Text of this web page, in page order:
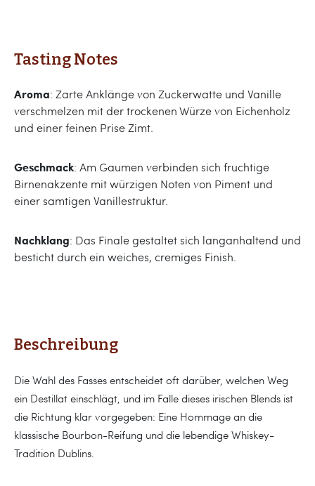
Tasting Notes
Aroma: Zarte Anklänge von Zuckerwatte und Vanille
verschmelzen mit der trockenen Würze von Eichenholz
und einer feinen Prise Zimt.
Geschmack: Am Gaumen verbinden sich fruchtige
Birnenakzente mit würzigen Noten von Piment und
einer samtigen Vanillestruktur.
Nachklang: Das Finale gestaltet sich langanhaltend und
besticht durch ein weiches, cremiges Finish.
Beschreibung
Die Wahl des Fasses entscheidet oft darüber, welchen Weg
ein Destillat einschlägt, und im Falle dieses irischen Blends ist
die Richtung klar vorgegeben: Eine Hommage an die
klassische Bourbon-Reifung und die lebendige Whiskey-
Tradition Dublins.